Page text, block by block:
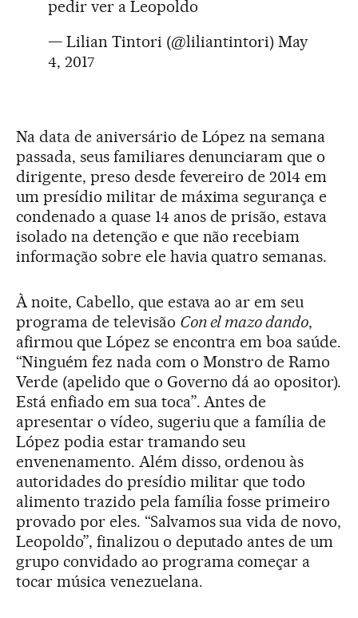
pedir ver a Leopoldo
— Lilian Tintori (@liliantintori) May
4, 2017
Na data de aniversário de López na semana
passada, seus familiares denunciaram que o
dirigente, preso desde fevereiro de 2014 em
um presídio militar de máxima segurança e
condenado a quase 14 anos de prisão, estava
isolado na detenção e que não recebiam
informação sobre ele havia quatro semanas.
À noite, Cabello, que estava ao ar em seu
programa de televisão Con el mazo dando,
afirmou que López se encontra em boa saúde.
“Ninguém fez nada com o Monstro de Ramo
Verde (apelido que o Governo dá ao opositor).
Está enfiado em sua toca”. Antes de
apresentar o vídeo, sugeriu que a família de
López podia estar tramando seu
envenenamento. Além disso, ordenou às
autoridades do presídio militar que todo
alimento trazido pela família fosse primeiro
provado por eles. “Salvamos sua vida de novo,
Leopoldo”, finalizou o deputado antes de um
grupo convidado ao programa começar a
tocar música venezuelana.